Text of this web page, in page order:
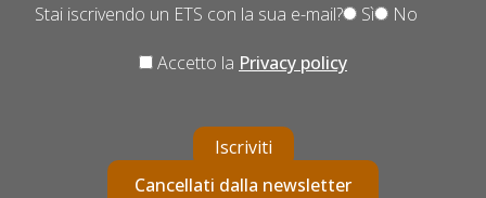
Stai iscrivendo un ETS con la sua e-mail? Sì No
Accetto la Privacy policy
Iscriviti
Cancellati dalla newsletter